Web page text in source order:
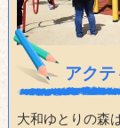
アク
大和ゆとりの森